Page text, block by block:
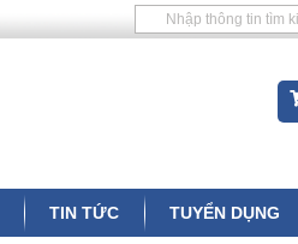
TIN TỨC TUYỂN DỤNG